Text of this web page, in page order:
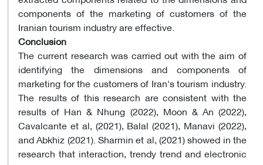
components of the marketing of customers of the
Iranian tourism industry are effective.
Conclusion
The current research was carried out with the aim of
identifying the dimensions and components of
marketing for the customers of Iran's tourism industry.
The results of this research are consistent with the
results of Han & Nhung (2022), Moon & An (2022),
Cavalcante et al, (2021), Balal (2021), Manavi (2022),
and Abkhiz (2021). Sharmin et al, (2021) showed in the
research that interaction, trendy trend and electronic